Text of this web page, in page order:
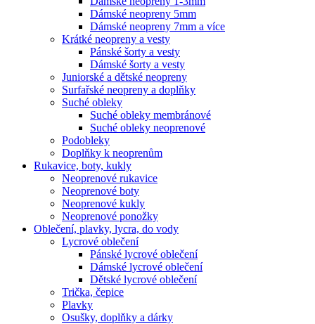
Dámské neopreny 5mm
Dámské neopreny 7mm a více
Krátké neopreny a vesty
Pánské šorty a vesty
Dámské šorty a vesty
Juniorské a dětské neopreny
Surfařské neopreny a doplňky
Suché obleky
Suché obleky membránové
Suché obleky neoprenové
Podobleky
Doplňky k neoprenům
Rukavice, boty, kukly
Neoprenové rukavice
Neoprenové boty
Neoprenové kukly
Neoprenové ponožky
Oblečení, plavky, lycra, do vody
Lycrové oblečení
Pánské lycrové oblečení
Dámské lycrové oblečení
Dětské lycrové oblečení
Trička, čepice
Plavky
Osušky, doplňky a dárky